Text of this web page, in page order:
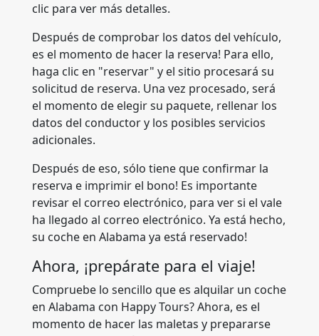
clic para ver más detalles.
Después de comprobar los datos del vehículo,
es el momento de hacer la reserva! Para ello,
haga clic en "reservar" y el sitio procesará su
solicitud de reserva. Una vez procesado, será
el momento de elegir su paquete, rellenar los
datos del conductor y los posibles servicios
adicionales.
Después de eso, sólo tiene que confirmar la
reserva e imprimir el bono! Es importante
revisar el correo electrónico, para ver si el vale
ha llegado al correo electrónico. Ya está hecho,
su coche en Alabama ya está reservado!
Ahora, ¡prepárate para el viaje!
Compruebe lo sencillo que es alquilar un coche
en Alabama con Happy Tours? Ahora, es el
momento de hacer las maletas y prepararse